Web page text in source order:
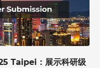
Taipei：展示科研级